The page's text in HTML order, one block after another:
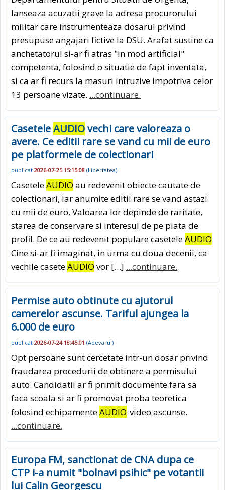
lanseaza acuzatii grave la adresa procurorului
militar care instrumenteaza dosarul privind
presupuse angajari fictive la DSU. Arafat sustine ca
anchetatorul si-ar fi atras "in mod artificial"
competenta, folosind o situatie de fapt inventata,
si ca ar fi recurs la masuri intruzive impotriva celor
13 persoane vizate. ...continuare.
CaseteleAUDIOvechi care valoreaza o
avere. Ce editii rare se vand cu mii de euro
pe platformele de colectionari
publicat 2026-07-25 15:15:08 (Libertatea)
CaseteleAUDIO au redevenit obiecte cautate de
colectionari, iar anumite editii rare se vand astazi
cu mii de euro. Valoarea lor depinde de raritate,
starea de conservare si interesul de pe piata de
profil. De ce au redevenit populare caseteleAUDIO
Cine si-ar fi imaginat, in urma cu doua decenii, ca
vechile caseteAUDIO vor […] ...continuare.
Permise auto obtinute cu ajutorul
camerelor ascunse. Tariful ajungea la
6.000 de euro
publicat 2026-07-24 18:45:01 (Adevarul)
Opt persoane sunt cercetate intr-un dosar privind
fraudarea procedurii de obtinere a permisului
auto. Candidatii ar fi primit documente fara sa
faca scoala si ar fi promovat proba teoretica
folosind echipamenteAUDIO-video ascunse.
...continuare.
Europa FM, sanctionat de CNA dupa ce
CTP i-a numit "bolnavi psihic" pe votantii
lui Calin Georgescu